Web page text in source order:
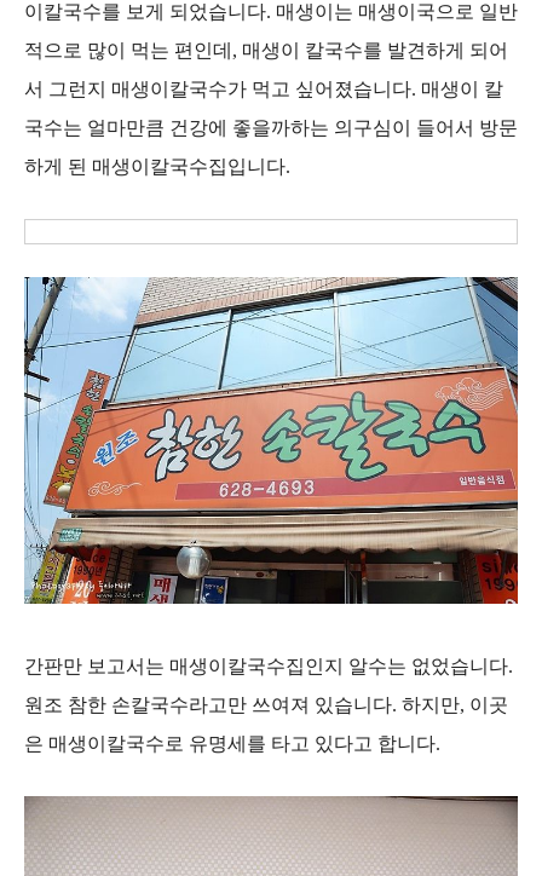
이칼국수를 보게 되었습니다. 매생이는 매생이국으로 일반
적으로 많이 먹는 편인데, 매생이 칼국수를 발견하게 되어
서 그런지 매생이칼국수가 먹고 싶어졌습니다. 매생이 칼
국수는 얼마만큼 건강에 좋을까하는 의구심이 들어서 방문
하게 된 매생이칼국수집입니다.
간판만 보고서는 매생이칼국수집인지 알수는 없었습니다.
원조 참한 손칼국수라고만 쓰여져 있습니다. 하지만, 이곳
은 매생이칼국수로 유명세를 타고 있다고 합니다.